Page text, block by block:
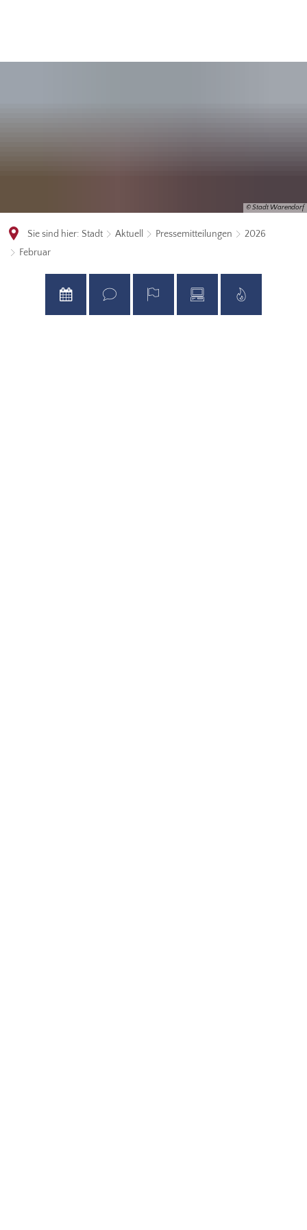
© Stadt Warendorf
Sie sind hier: Stadt Aktuell Pressemitteilungen
2026
Februar